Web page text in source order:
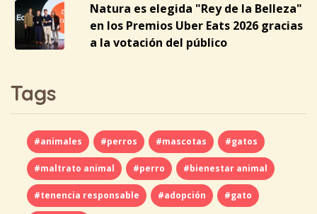
Natura es elegida "Rey de la Belleza"
en los Premios Uber Eats 2026 gracias
a la votación del público
Tags
#animales #perros #mascotas #gatos
#maltrato animal #perro #bienestar animal
#tenencia responsable #adopción #gato